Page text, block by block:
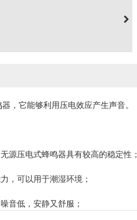
，它能够利用压电效应产生声音。
源压电式蜂鸣器具有较高的稳定性；
，可以用于潮湿环境；
音低，安静又舒服；